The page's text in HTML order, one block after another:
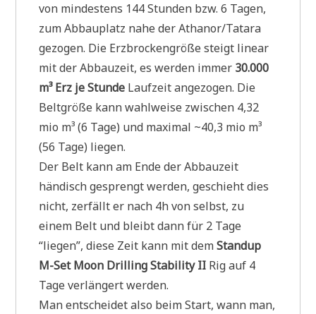
von mindestens 144 Stunden bzw. 6 Tagen,
zum Abbauplatz nahe der Athanor/Tatara
gezogen. Die Erzbrockengröße steigt linear
mit der Abbauzeit, es werden immer 30.000
m³ Erz je Stunde Laufzeit angezogen. Die
Beltgröße kann wahlweise zwischen 4,32
mio m³ (6 Tage) und maximal ~40,3 mio m³
(56 Tage) liegen.
Der Belt kann am Ende der Abbauzeit
händisch gesprengt werden, geschieht dies
nicht, zerfällt er nach 4h von selbst, zu
einem Belt und bleibt dann für 2 Tage
“liegen”, diese Zeit kann mit demStandup
M-Set Moon Drilling Stability II Rig auf 4
Tage verlängert werden.
Man entscheidet also beim Start, wann man,